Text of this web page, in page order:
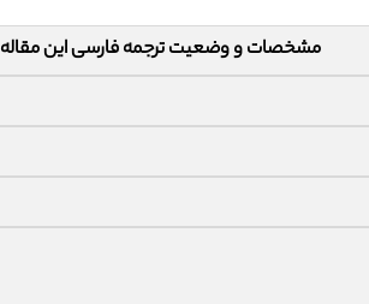
مشخصات و وضعیت ترجمه فارسی این مقاله